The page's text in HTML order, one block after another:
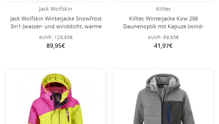
Jack Wolfskin
Jack Wolfskin Winterjacke Snowfrost
3in1 (wasser- und winddicht, warme
Fleece-Innenjacke) blau Kinder
eUVP: 129,95€
89,95€
Killtec
Killtec Winterjacke Kow 206
Daunenoptik mit Kapuze (wind-
und wasserdicht, atmungsaktiv,
PFC-frei) navyblau Kinder
eUVP: 69,95€
41,97€